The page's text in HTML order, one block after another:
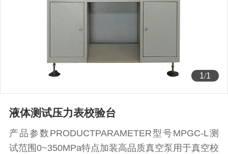
1/1
液体测试压力表校验台
产品参数PRODUCTPARAMETER型号MPGC-L测
试范围0~350MPa特点加装高品质真空泵用于真空校